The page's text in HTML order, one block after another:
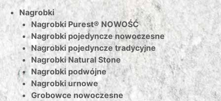
Nagrobki
Nagrobki Purest® NOWOŚĆ
Nagrobki pojedyncze nowoczesne
Nagrobki pojedyncze tradycyjne
Nagrobki Natural Stone
Nagrobki podwójne
Nagrobki urnowe
Grobowce nowoczesne